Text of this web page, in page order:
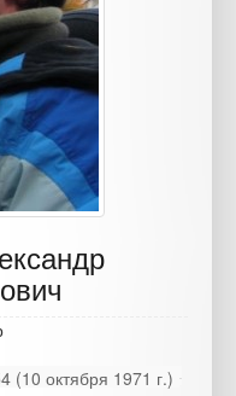
(10 октября 1971 г.)